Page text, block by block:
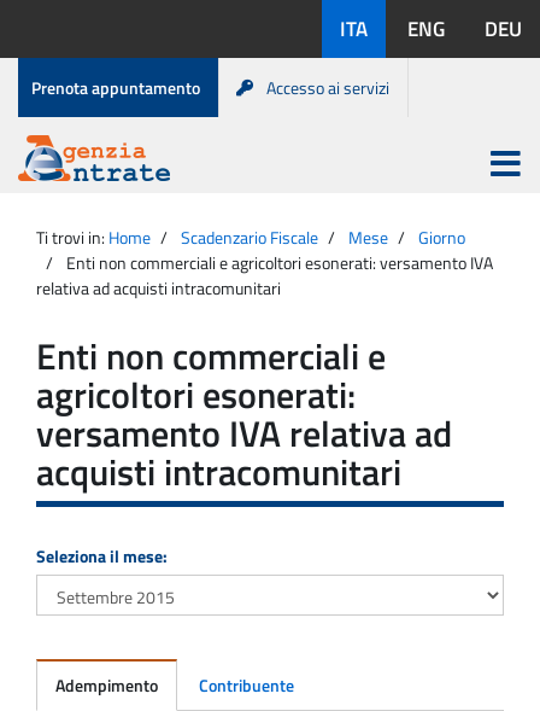
contenuto
disponibili:
ITA ENG DEU
Menu
di
servizio
Prenota appuntamento Accesso ai servizi
Agenzia
Entrate
Apri
menu
principale
Ti trovi in: Home Scadenzario Fiscale Mese
Giorno
Enti non commerciali e agricoltori esonerati: versamento IVA
relativa ad acquisti intracomunitari
Enti non commerciali e
agricoltori esonerati:
versamento IVA relativa ad
acquisti intracomunitari
Seleziona il mese:
Adempimento Contribuente